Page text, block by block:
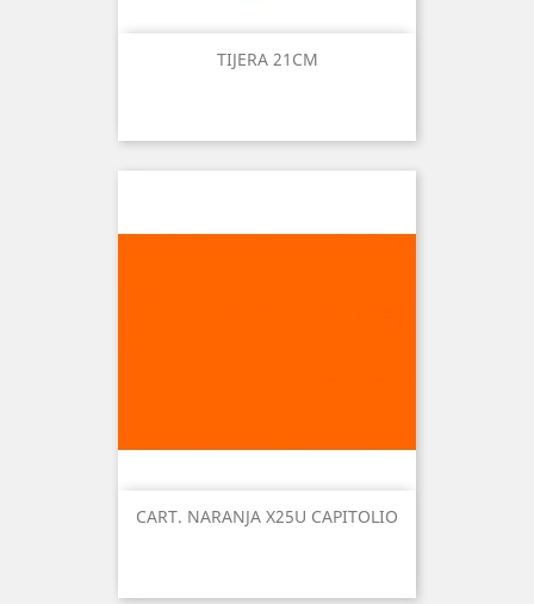
TIJERA 21CM
CART. NARANJA X25U CAPITOLIO